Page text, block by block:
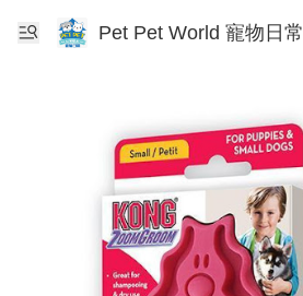
Pet Pet World 寵物日常